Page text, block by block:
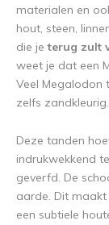
materialen en
hout, steen,
die jeterug zult
weet je dat een
Veel Megalodon
zelfs zandkleurig.
Deze tanden
indrukwekkend
geverfd. De
aarde. Dit
een subtiele